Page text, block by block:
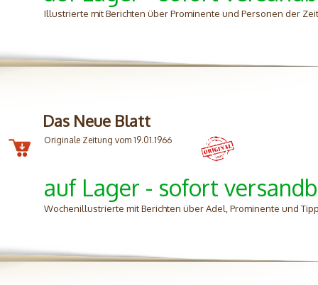
Illustrierte mit Berichten über Prominente und Personen der
Das Neue Blatt
Originale Zeitung vom 19.01.1966
auf Lager - sofort
Wochenillustrierte mit Berichten über Adel, Prominente und